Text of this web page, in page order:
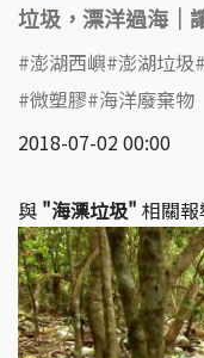
垃圾，漂洋過海｜
澎湖西嶼 澎湖垃圾
微塑膠 海洋廢棄物
2018-07-02 00:00
與 "海漂垃圾" 相關報